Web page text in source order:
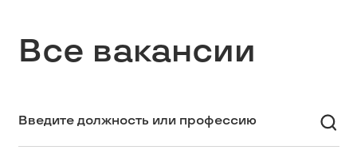
Школьникам
Все вакансии